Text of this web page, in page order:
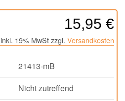
15,95 €
inkl. 19% MwSt zzgl. Versandkosten
21413-mB
Nicht zutreffend